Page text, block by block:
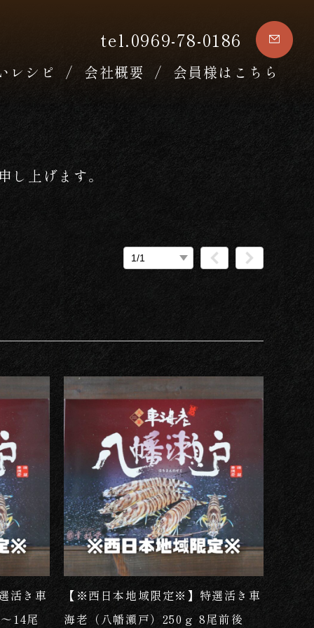
tel.0969-78-0186
レシピ 会社概要 会員様はこちら
し上げます。
新着 価格が安い
活き車
14尾
【※西日本地域限定※】特選活き車
海老（八幡瀬戸）250ｇ 8尾前後